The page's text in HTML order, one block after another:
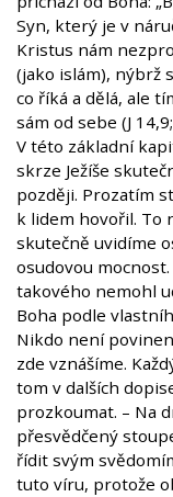
Syn, který je v
Kristus nám
(jako islám), nýbrž
co říká a dělá, ale
sám od sebe (J
V této základní
skrze Ježíše
později. Prozatím
k lidem hovořil. To
skutečně uvidíme
osudovou
takového nemohl
Boha podle
Nikdo není
zde vznášíme.
tom v dalších
prozkoumat. – Na
přesvědčený
řídit svým
tuto víru, protože